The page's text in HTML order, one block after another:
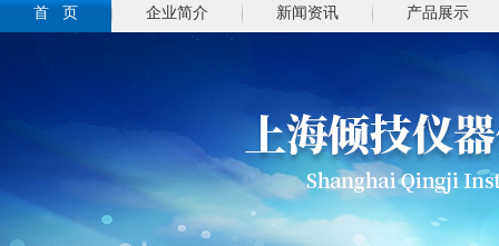
首 页 企业简介 新闻资讯 产品展示